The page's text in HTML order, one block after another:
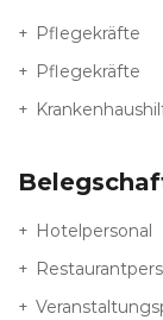
Pflegekräfte
Pflegekräfte
Hotelpersonal